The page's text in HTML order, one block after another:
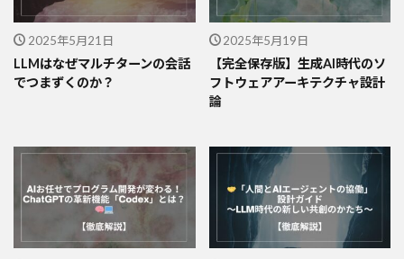
2025年5月21日
LLMはなぜマルチターンの会話
でつまずくのか？
2025年5月19日
【完全保存版】生成AI時代のソ
フトウェアアーキテクチャ設計
論